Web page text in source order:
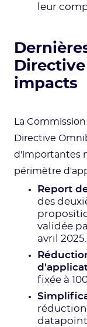
leur
impacts
La
Directive
d'importantes
périmètre
Report
des
validée
avril 2025.
fixée à